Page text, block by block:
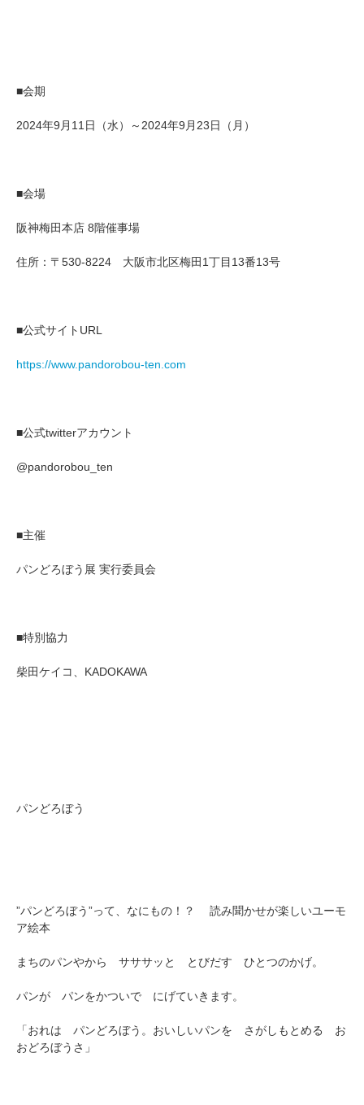
■会期
2024年9月11日（水）～2024年9月23日（月）
■会場
阪神梅田本店 8階催事場
住所：〒530-8224 大阪市北区梅田1丁目13番13号
■公式サイトURL
https://www.pandorobou-ten.com
■公式twitterアカウント
@pandorobou_ten
■主催
パンどろぼう展 実行委員会
■特別協力
柴田ケイコ、KADOKAWA
パンどろぼう
”パンどろぼう”って、なにもの！？ 読み聞かせが楽しいユーモ
ア絵本
まちのパンやから サササッと とびだす ひとつのかげ。
パンが パンをかついで にげていきます。
「おれは パンどろぼう。おいしいパンを さがしもとめる お
おどろぼうさ」